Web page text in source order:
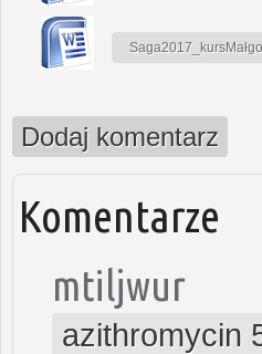
Dodaj komentarz
Komentarze
mtiljwur
azithromycin